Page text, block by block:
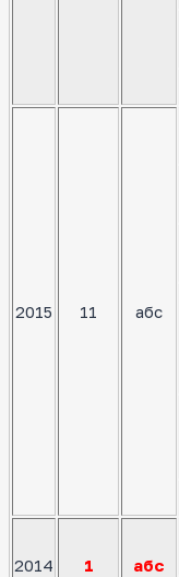
2015 11 абс
2014 1 абс